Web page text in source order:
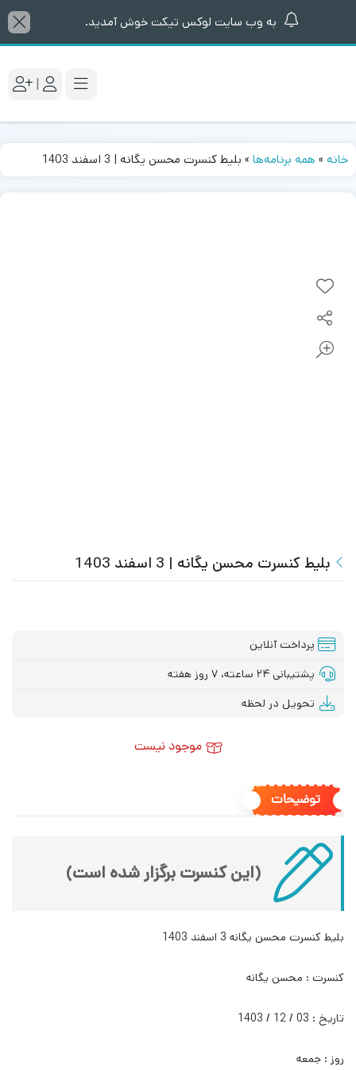
به وب سایت لوکس تیکت خوش آمدید.
|
خانه » همه برنامه‌ها » بلیط کنسرت محسن یگانه | 3 اسفند 1403
بلیط کنسرت محسن یگانه | 3 اسفند 1403
پرداخت آنلاین
پشتیبانی ۲۴ ساعته، ۷ روز هفته
تحویل در لحظه
موجود نیست
توضیحات
(این کنسرت برگزار شده است)
بلیط کنسرت محسن یگانه 3 اسفند 1403
کنسرت : محسن یگانه
تاریخ : 03 / 12 / 1403
روز : جمعه